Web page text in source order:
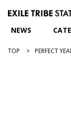
NEWS
TOP PERFECT